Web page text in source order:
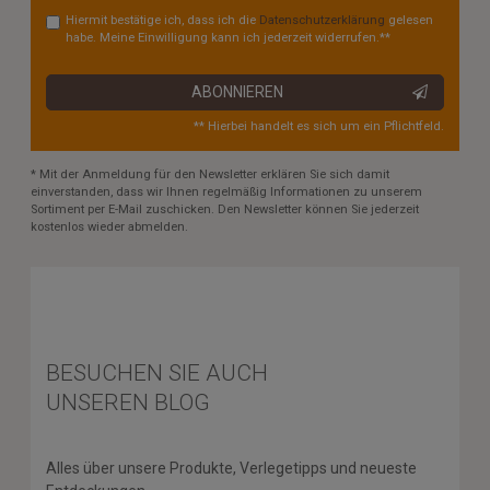
Hiermit bestätige ich, dass ich die Daten­schutz­erklärung gelesen
habe. Meine Einwilligung kann ich jederzeit widerrufen.**
ABONNIEREN
** Hierbei handelt es sich um ein Pflichtfeld.
* Mit der Anmeldung für den Newsletter erklären Sie sich damit
einverstanden, dass wir Ihnen regelmäßig Informationen zu unserem
Sortiment per E-Mail zuschicken. Den Newsletter können Sie jederzeit
kostenlos wieder abmelden.
BESUCHEN SIE AUCH
UNSEREN BLOG
Alles über unsere Produkte, Verlegetipps und neueste